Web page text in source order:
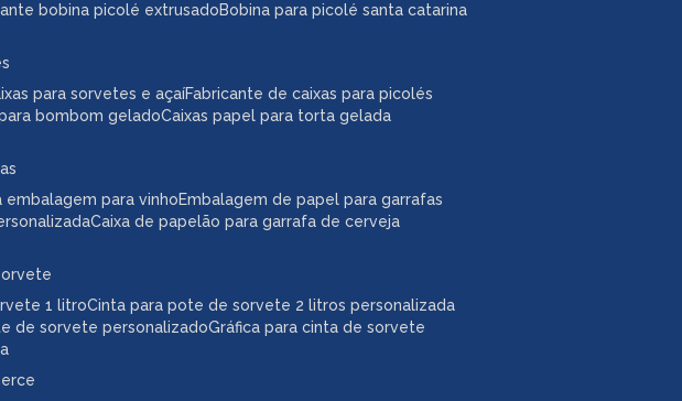
bobina picolé extrusado
bobina para picolé santa catarina
para sorvetes e açaí
caixas papel para torta gelada
para bombom gelado
fabricante de caixas para picolés
embalagem para vinho
caixa de papelão para garrafa de cerveja
embalagem de papel para garrafas
1 litro
cinta para pote de sorvete 2 litros personalizada
de sorvete personalizado
gráfica para cinta de sorvete